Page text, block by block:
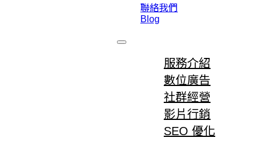
聯絡我們
Blog
服務介紹
數位廣告
社群經營
影片行銷
SEO 優化